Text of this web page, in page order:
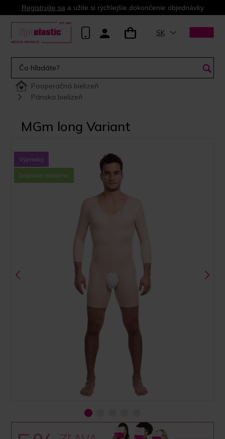
Registrujte sa a užite si rýchlejšie dokončenie objednávky
SK
Pooperačná bielizeň
Pánska bielizeň
MGm long Variant